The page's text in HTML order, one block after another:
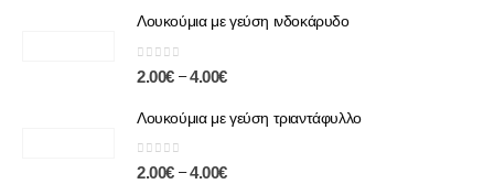
Λουκούμια με γεύση ινδοκάρυδο
0out of 5
2.00€ – 4.00€
Λουκούμια με γεύση τριαντάφυλλο
0out of 5
2.00€ – 4.00€